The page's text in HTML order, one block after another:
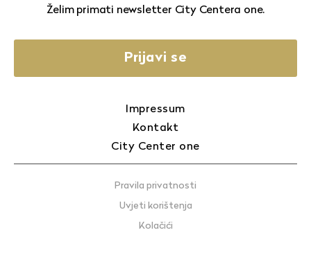
Želim primati newsletter City Centera one.
Prijavi se
Impressum
Kontakt
City Center one
Pravila privatnosti
Uvjeti korištenja
Kolačići